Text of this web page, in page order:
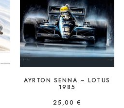
AYRTON SENNA – LOTUS
1985
25,00 €